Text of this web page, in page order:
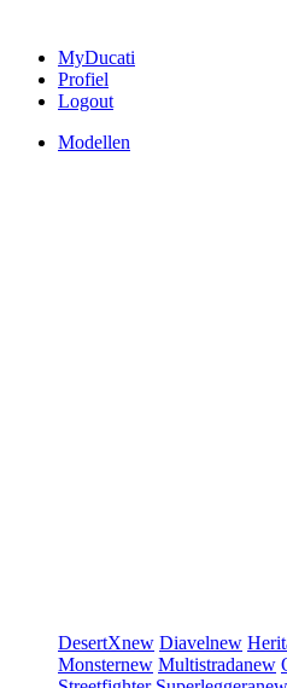
MyDucati
Profiel
Logout
Modellen
DesertXnew Diavelnew
Monsternew Multistradanew